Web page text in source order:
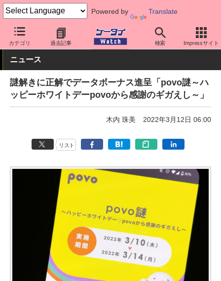
Powered by Translate
カテゴリ 過去記事 検索 Impressサイト
ケータイ Watch キャリア au 料金プラン・割引
ニュース
謎解きに正解でデータボーナス進呈「povo謎～ハ
ッピーホワイトデーpovoから感謝のギガえし～」
木内 珠美 2022年3月12日 06:00
リスト